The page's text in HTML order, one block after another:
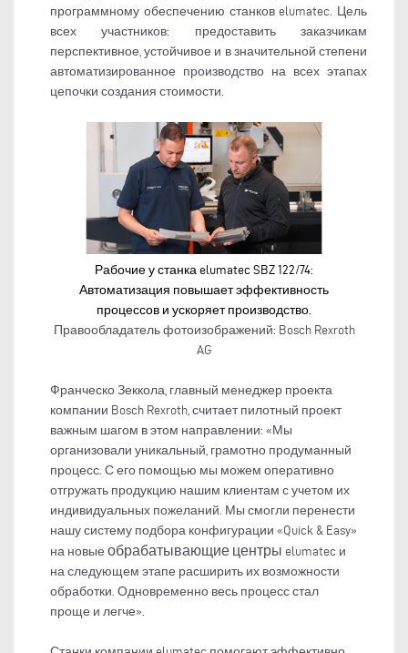
программному обеспечению станков elumatec. Цель
всех участников: предоставить заказчикам
перспективное, устойчивое и в значительной степени
автоматизированное производство на всех этапах
цепочки создания стоимости.
Рабочие у станка elumatec SBZ 122/74:
Автоматизация повышает эффективность
процессов и ускоряет производство.
Правообладатель фотоизображений: Bosch Rexroth
AG
Франческо Зеккола, главный менеджер проекта
компании Bosch Rexroth, считает пилотный проект
важным шагом в этом направлении: «Мы
организовали уникальный, грамотно продуманный
процесс. С его помощью мы можем оперативно
отгружать продукцию нашим клиентам с учетом их
индивидуальных пожеланий. Мы смогли перенести
нашу систему подбора конфигурации «Quick & Easy»
на новые обрабатывающие центры elumatec и
на следующем этапе расширить их возможности
обработки. Одновременно весь процесс стал
проще и легче».